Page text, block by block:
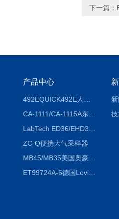
下一篇：
产品中心
CA-1111/CA-1115A东京理化EYELA CA-1111/CA-1115A冷却水循环装置
ZC-Q便携大气采样器
MB45/MB35美国奥豪斯OHAUS MB45/MB35卤素红外水分测定仪
ET99724A-6德国Lovibond ET99724A-6微电脑BOD测定仪